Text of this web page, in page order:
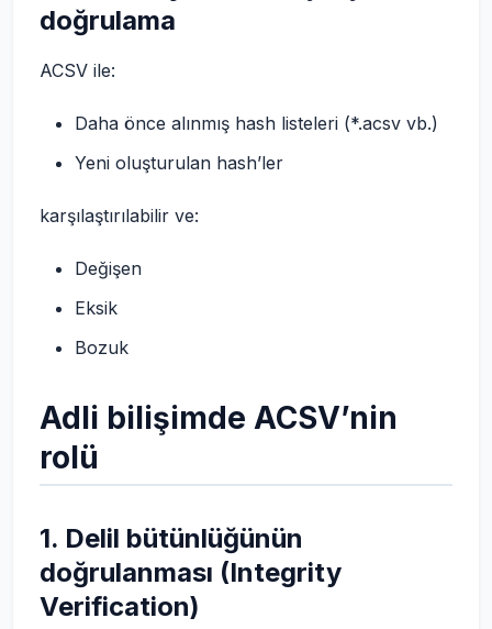
doğrulama
ACSV ile:
Daha önce alınmış hash listeleri (*.acsv vb.)
Yeni oluşturulan hash’ler
karşılaştırılabilir ve:
Değişen
Eksik
Bozuk
Adli bilişimde ACSV’nin
rolü
1. Delil bütünlüğünün
doğrulanması (Integrity
Verification)